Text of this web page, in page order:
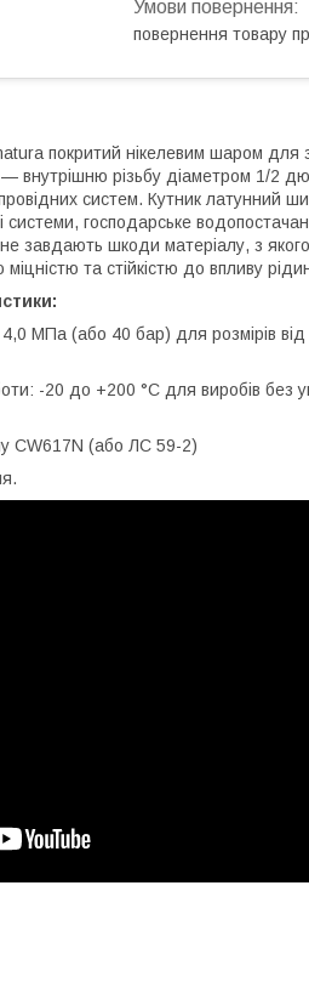
повернення товару
покритий нікелевим шаром для
— внутрішню різьбу діаметром 1/2
систем. Кутник латунний
системи, господарське
не завдають шкоди матеріалу, з
та стійкістю до впливу рідин
МПа (або 40 бар) для розмірів
-20 до +200 °C для виробів без
CW617N (або ЛС 59-2)